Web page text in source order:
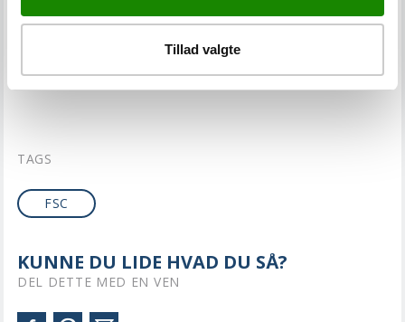
Tillad valgte
kilder.
JELD-WENs FSC-licenskode: FSC®C106039
TAGS
FSC
KUNNE DU LIDE HVAD DU SÅ?
DEL DETTE MED EN VEN